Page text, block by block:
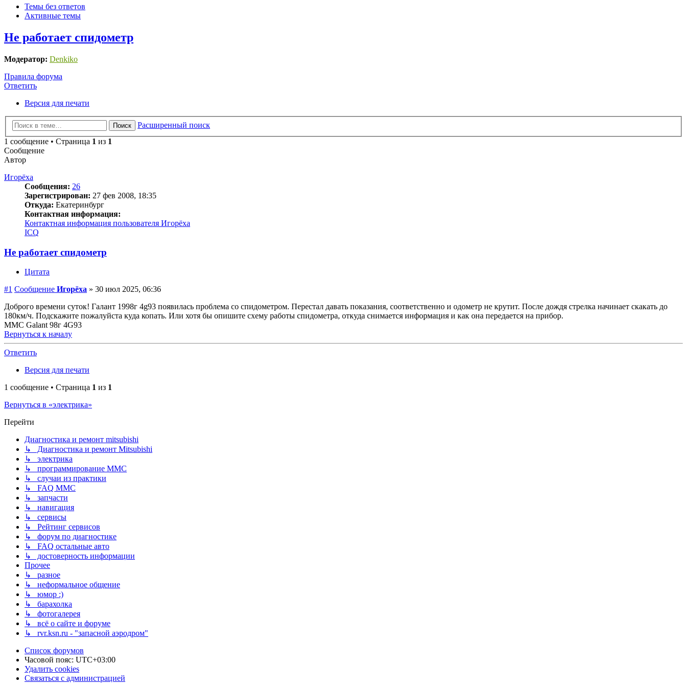
Темы без ответов
Активные темы
Не работает спидометр
Модератор: Denkiko
Правила форума
Ответить
Версия для печати
Поиск
Расширенный поиск
1 сообщение • Страница 1 из 1
Сообщение
Автор
Игорёха
Сообщения: 26
Зарегистрирован: 27 фев 2008, 18:35
Откуда: Екатеринбург
Контактная информация:
Контактная информация пользователя Игорёха
ICQ
Не работает спидометр
Цитата
#1 Сообщение Игорёха » 30 июл 2025, 06:36
Доброго времени суток! Галант 1998г 4g93 появилась проблема со спидометром. Перестал давать показания, соответственно и одометр не крутит. После дождя стрелка начинает скакать до
180км/ч. Подскажите пожалуйста куда копать. Или хотя бы опишите схему работы спидометра, откуда снимается информация и как она передается на прибор.
MMC Galant 98г 4G93
Вернуться к началу
Ответить
Версия для печати
1 сообщение • Страница 1 из 1
Вернуться в «электрика»
Перейти
Диагностика и ремонт mitsubishi
↳ Диагностика и ремонт Mitsubishi
↳ электрика
↳ программирование MMC
↳ случаи из практики
↳ FAQ MMC
↳ запчасти
↳ навигация
↳ сервисы
↳ Рейтинг сервисов
↳ форум по диагностике
↳ FAQ остальные авто
↳ достоверность информации
Прочее
↳ разное
↳ неформальное общение
↳ юмор :)
↳ барахолка
↳ фотогалерея
↳ всё о сайте и форуме
↳ rvr.ksn.ru - "запасной аэродром"
Список форумов
Часовой пояс: UTC+03:00
Удалить cookies
Связаться с администрацией